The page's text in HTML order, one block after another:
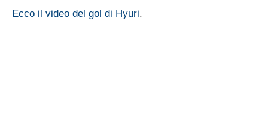
Ecco il video del gol di Hyuri.